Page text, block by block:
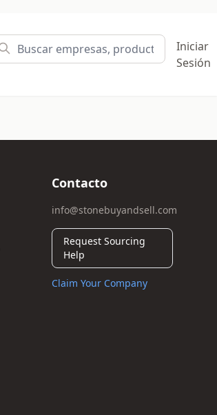
Iniciar
Sesión
Contacto
info@stonebuyandsell.com
Request Sourcing
Help
Claim Your Company